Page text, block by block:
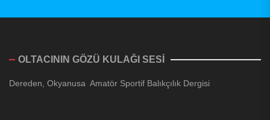
OLTACININ GÖZÜ KULAĞI SESİ
Dereden, Okyanusa Amatör Sportif Balıkçılık Dergisi